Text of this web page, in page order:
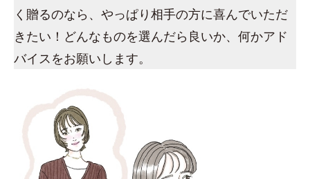
く贈るのなら、やっぱり相手の方に喜んでいただ
きたい！どんなものを選んだら良いか、何かアド
バイスをお願いします。